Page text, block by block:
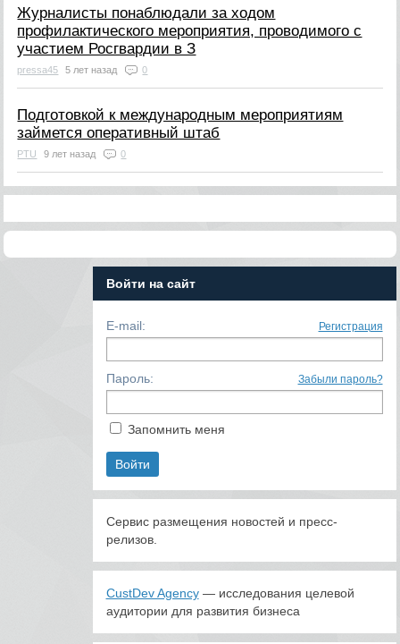
Журналисты понаблюдали за ходом
профилактического мероприятия, проводимого с
участием Росгвардии в З
pressa45 5 лет назад 0
Подготовкой к международным мероприятиям
займется оперативный штаб
PTU 9 лет назад 0
Войти на сайт
E-mail: Регистрация
Пароль: Забыли пароль?
Запомнить меня
Сервис размещения новостей и пресс-
релизов.
CustDev Agency— исследования целевой
аудитории для развития бизнеса